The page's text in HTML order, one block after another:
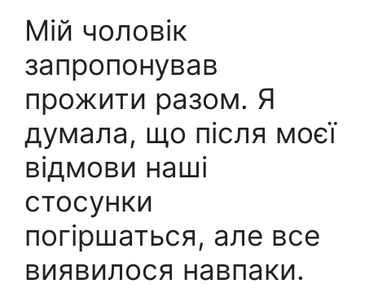
Мій чоловік
запропонував
прожити разом. Я
думала, що після моєї
відмови наші
стосунки
погіршаться, але все
виявилося навпаки.